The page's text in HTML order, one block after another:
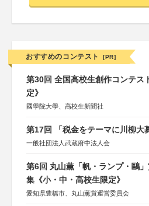
おすすめのコンテスト [PR]
第30回 全国高校生創作コンテス
定》
國學院大學、高校生新聞社
第17回 「税金をテーマに川柳大
一般社団法人武蔵府中法人会
第6回 丸山薫「帆・ランプ・鷗
集《小・中・高校生限定》
愛知県豊橋市、丸山薫賞運営委員会